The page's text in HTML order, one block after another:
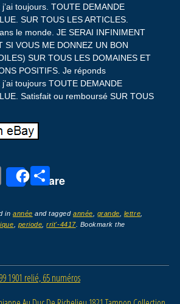
toujours. TOUTE DEMANDE
SUR TOUS LES ARTICLES.
le monde. JE SERAI INFINIMENT
SI VOUS ME DONNEZ UN BON
SUR TOUS LES DOMAINES ET
POSITIFS. Je réponds
toujours TOUTE DEMANDE
Satisfait ou remboursé SUR TOUS
E
ail
Share
P
ta
g
inannée and tagged année grande lettre
periode ,rrit'-4417. Bookmark the
1901 relié, 65 numéros